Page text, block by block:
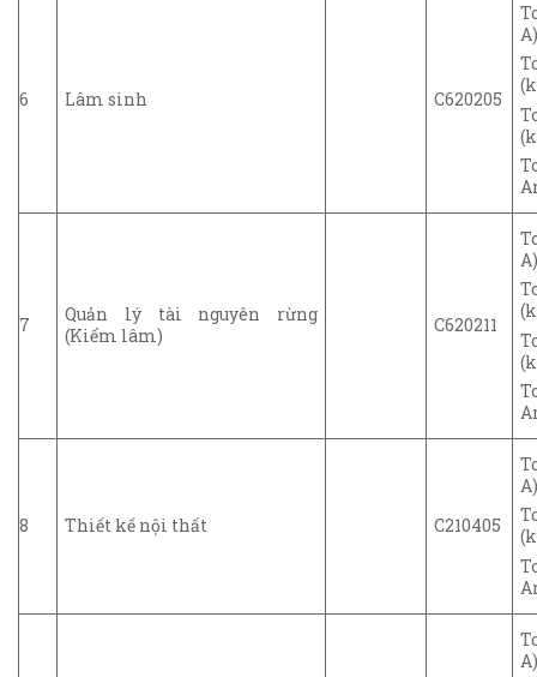
6 Lâm sinh C620205
7
Quản lý tài nguyên rừng
(Kiểm lâm)
C620211
8 Thiết kế nội thất C210405